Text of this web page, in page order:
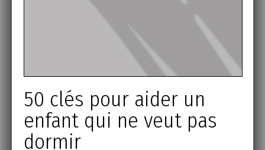
50 clés pour aider un
enfant qui ne veut pas
dormir